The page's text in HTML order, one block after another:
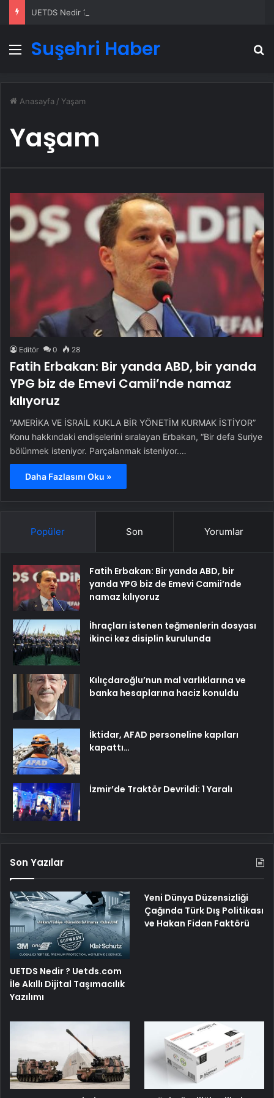
Menü
Suşehri Haber
Anasayfa / Yaşam
Yaşam
Editör 0 28
Fatih Erbakan: Bir yanda ABD, bir yanda
YPG biz de Emevi Camii’nde namaz
kılıyoruz
“AMERİKA VE İSRAİL KUKLA BİR YÖNETİM KURMAK İSTİYOR”
Konu hakkındaki endişelerini sıralayan Erbakan, “Bir defa Suriye
bölünmek isteniyor. Parçalanmak isteniyor.…
Daha Fazlasını Oku »
Popüler Son Yorumlar
Fatih Erbakan: Bir yanda ABD, bir
yanda YPG biz de Emevi Camii’nde
namaz kılıyoruz
İhraçları istenen teğmenlerin dosyası
ikinci kez disiplin kurulunda
Kılıçdaroğlu’nun mal varlıklarına ve
banka hesaplarına haciz konuldu
İktidar, AFAD personeline kapıları
kapattı…
İzmir’de Traktör Devrildi: 1 Yaralı
Son Yazılar
UETDS Nedir ? Uetds.com
İle Akıllı Dijital Taşımacılık
Yazılımı
Yeni Dünya Düzensizliği
Çağında Türk Dış Politikası
ve Hakan Fidan Faktörü